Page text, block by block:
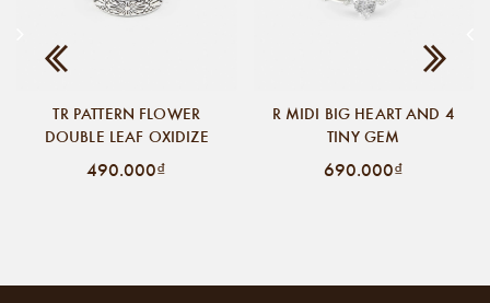
TR PATTERN FLOWER
DOUBLE LEAF OXIDIZE
490.000₫
R MIDI BIG HEART AND 4
TINY GEM
690.000₫